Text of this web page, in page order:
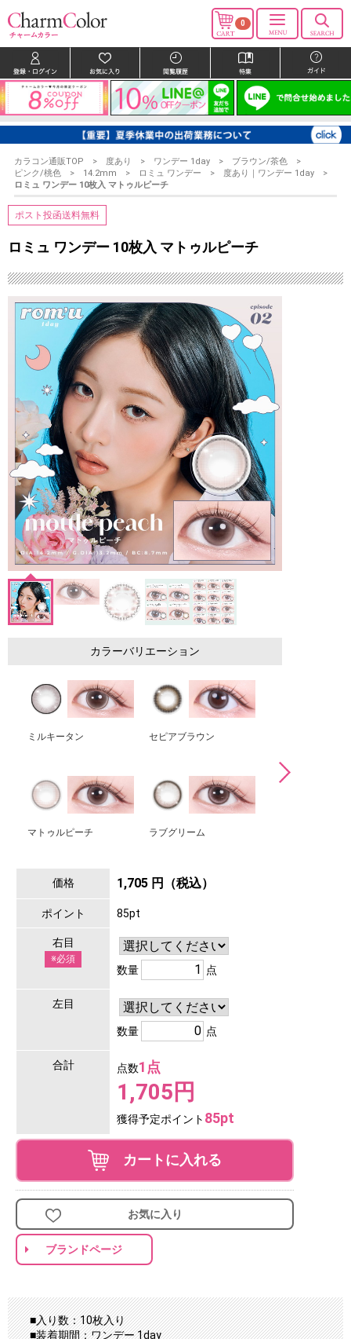
0
カラコン通販TOP 度あり ワンデー 1day
ブラウン/茶色
ピンク/桃色
14.2mm ロミュ ワンデー
度あり｜ワンデー 1day
ロミュ ワンデー 10枚入 マトゥルピーチ
ポスト投函送料無料
ロミュ ワンデー 10枚入 マトゥルピーチ
カラーバリエーション
ミルキータン セピアブラウン
マトゥルピーチ ラブグリーム
価格 1,705 円（税込）
ポイント 85pt
右目
※必須
数量 点
左目
数量 点
合計 点数1点
1,705円
獲得予定ポイント 85pt
カートに入れる
お気に入り
ブランドページ
■入り数：10枚入り
■装着期間：ワンデー 1day